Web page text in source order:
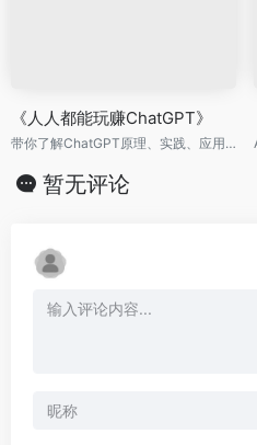
《人人都能玩赚ChatGPT》
带你了解ChatGPT原理、实践、应用场景和变现。把握基于深度学习、自然语言处理，AIGC技术革命下的人工智能新时代！
暂无评论